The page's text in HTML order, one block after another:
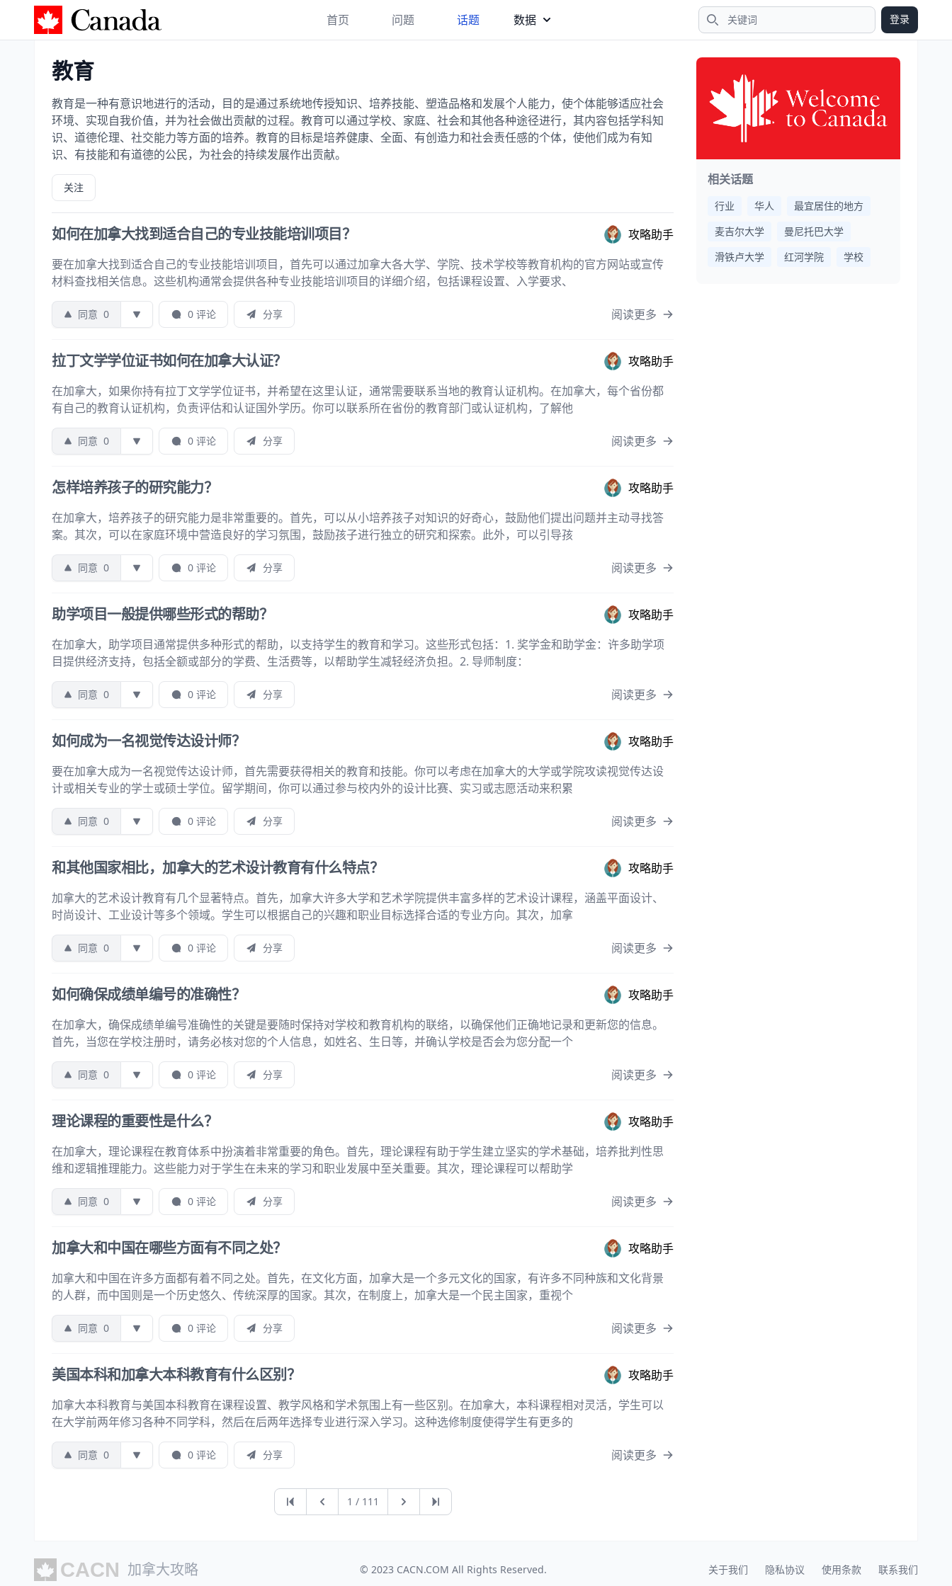
加拿大攻略 搜索
登录
首页 问题 话题 数据
教育
教育是一种有意识地进行的活动，目的是通过系统地传授知识、培养技能、塑造品格和发展个人能力，使个体能够适应社会
环境、实现自我价值，并为社会做出贡献的过程。教育可以通过学校、家庭、社会和其他各种途径进行，其内容包括学科知
识、道德伦理、社交能力等方面的培养。教育的目标是培养健康、全面、有创造力和社会责任感的个体，使他们成为有知
识、有技能和有道德的公民，为社会的持续发展作出贡献。
关注
如何在加拿大找到适合自己的专业技能培训项目？
攻略助手
要在加拿大找到适合自己的专业技能培训项目，首先可以通过加拿大各大学、学院、技术学校等教育机构的官方网站或宣传
材料查找相关信息。这些机构通常会提供各种专业技能培训项目的详细介绍，包括课程设置、入学要求、
同意 0 0 评论 分享 阅读更多
拉丁文学学位证书如何在加拿大认证？
攻略助手
在加拿大，如果你持有拉丁文学学位证书，并希望在这里认证，通常需要联系当地的教育认证机构。在加拿大，每个省份都
有自己的教育认证机构，负责评估和认证国外学历。你可以联系所在省份的教育部门或认证机构，了解他
同意 0 0 评论 分享 阅读更多
怎样培养孩子的研究能力？
攻略助手
在加拿大，培养孩子的研究能力是非常重要的。首先，可以从小培养孩子对知识的好奇心，鼓励他们提出问题并主动寻找答
案。其次，可以在家庭环境中营造良好的学习氛围，鼓励孩子进行独立的研究和探索。此外，可以引导孩
同意 0 0 评论 分享 阅读更多
助学项目一般提供哪些形式的帮助？
攻略助手
在加拿大，助学项目通常提供多种形式的帮助，以支持学生的教育和学习。这些形式包括：1. 奖学金和助学金：许多助学项
目提供经济支持，包括全额或部分的学费、生活费等，以帮助学生减轻经济负担。2. 导师制度：
同意 0 0 评论 分享 阅读更多
如何成为一名视觉传达设计师？
攻略助手
要在加拿大成为一名视觉传达设计师，首先需要获得相关的教育和技能。你可以考虑在加拿大的大学或学院攻读视觉传达设
计或相关专业的学士或硕士学位。留学期间，你可以通过参与校内外的设计比赛、实习或志愿活动来积累
同意 0 0 评论 分享 阅读更多
和其他国家相比，加拿大的艺术设计教育有什么特点？
攻略助手
加拿大的艺术设计教育有几个显著特点。首先，加拿大许多大学和艺术学院提供丰富多样的艺术设计课程，涵盖平面设计、
时尚设计、工业设计等多个领域。学生可以根据自己的兴趣和职业目标选择合适的专业方向。其次，加拿
同意 0 0 评论 分享 阅读更多
如何确保成绩单编号的准确性？
攻略助手
在加拿大，确保成绩单编号准确性的关键是要随时保持对学校和教育机构的联络，以确保他们正确地记录和更新您的信息。
首先，当您在学校注册时，请务必核对您的个人信息，如姓名、生日等，并确认学校是否会为您分配一个
同意 0 0 评论 分享 阅读更多
理论课程的重要性是什么？
攻略助手
在加拿大，理论课程在教育体系中扮演着非常重要的角色。首先，理论课程有助于学生建立坚实的学术基础，培养批判性思
维和逻辑推理能力。这些能力对于学生在未来的学习和职业发展中至关重要。其次，理论课程可以帮助学
同意 0 0 评论 分享 阅读更多
加拿大和中国在哪些方面有不同之处？
攻略助手
加拿大和中国在许多方面都有着不同之处。首先，在文化方面，加拿大是一个多元文化的国家，有许多不同种族和文化背景
的人群，而中国则是一个历史悠久、传统深厚的国家。其次，在制度上，加拿大是一个民主国家，重视个
同意 0 0 评论 分享 阅读更多
美国本科和加拿大本科教育有什么区别？
攻略助手
加拿大本科教育与美国本科教育在课程设置、教学风格和学术氛围上有一些区别。在加拿大，本科课程相对灵活，学生可以
在大学前两年修习各种不同学科，然后在后两年选择专业进行深入学习。这种选修制度使得学生有更多的
同意 0 0 评论 分享 阅读更多
第一页 上一页 1 / 111 下一页 最后一页
相关话题
行业 华人
最宜居住的地方
麦吉尔大学
曼尼托巴大学
滑铁卢大学
红河学院 学校
加拿大攻略 关于我们 隐私协议 使用条款 联系我们
© 2023 CACN.COM All Rights Reserved.